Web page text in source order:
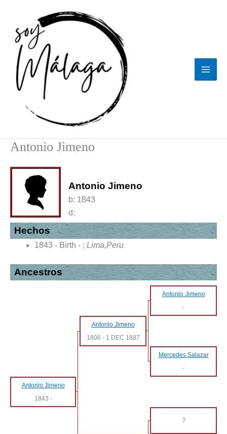
contenido
Antonio Jimeno
Antonio Jimeno
b: 1843
d:
Hechos
1843 - Birth - ; Lima,Peru
Ancestros
Antonio Jimeno
-
Antonio Jimeno
1806 - 1 DEC 1887
Mercedes Salazar
-
Antonio Jimeno
1843 -
?